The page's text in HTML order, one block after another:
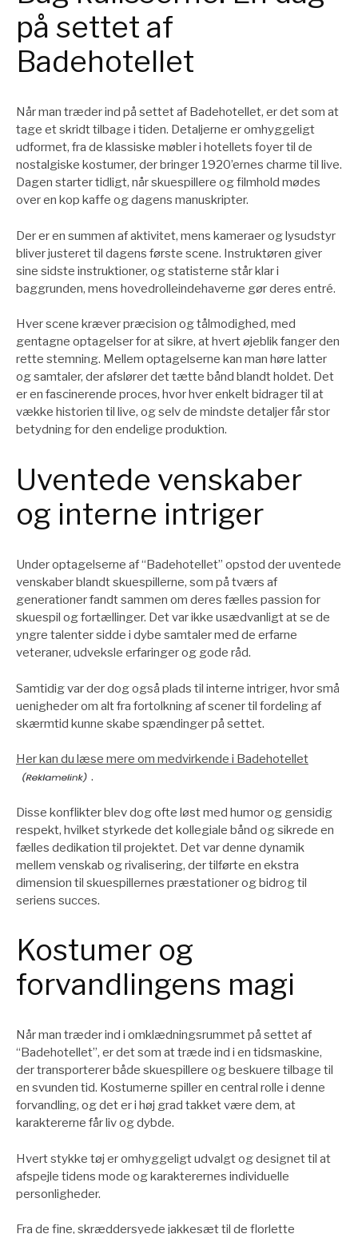
på settet af
Badehotellet
Når man træder ind på settet af Badehotellet, er det som at
tage et skridt tilbage i tiden. Detaljerne er omhyggeligt
udformet, fra de klassiske møbler i hotellets foyer til de
nostalgiske kostumer, der bringer 1920’ernes charme til live.
Dagen starter tidligt, når skuespillere og filmhold mødes
over en kop kaffe og dagens manuskripter.
Der er en summen af aktivitet, mens kameraer og lysudstyr
bliver justeret til dagens første scene. Instruktøren giver
sine sidste instruktioner, og statisterne står klar i
baggrunden, mens hovedrolleindehaverne gør deres entré.
Hver scene kræver præcision og tålmodighed, med
gentagne optagelser for at sikre, at hvert øjeblik fanger den
rette stemning. Mellem optagelserne kan man høre latter
og samtaler, der afslører det tætte bånd blandt holdet. Det
er en fascinerende proces, hvor hver enkelt bidrager til at
vække historien til live, og selv de mindste detaljer får stor
betydning for den endelige produktion.
Uventede venskaber
og interne intriger
Under optagelserne af “Badehotellet” opstod der uventede
venskaber blandt skuespillerne, som på tværs af
generationer fandt sammen om deres fælles passion for
skuespil og fortællinger. Det var ikke usædvanligt at se de
yngre talenter sidde i dybe samtaler med de erfarne
veteraner, udveksle erfaringer og gode råd.
Samtidig var der dog også plads til interne intriger, hvor små
uenigheder om alt fra fortolkning af scener til fordeling af
skærmtid kunne skabe spændinger på settet.
Her kan du læse mere om medvirkende i Badehotellet
.
Disse konflikter blev dog ofte løst med humor og gensidig
respekt, hvilket styrkede det kollegiale bånd og sikrede en
fælles dedikation til projektet. Det var denne dynamik
mellem venskab og rivalisering, der tilførte en ekstra
dimension til skuespillernes præstationer og bidrog til
seriens succes.
Kostumer og
forvandlingens magi
Når man træder ind i omklædningsrummet på settet af
“Badehotellet”, er det som at træde ind i en tidsmaskine,
der transporterer både skuespillere og beskuere tilbage til
en svunden tid. Kostumerne spiller en central rolle i denne
forvandling, og det er i høj grad takket være dem, at
karaktererne får liv og dybde.
Hvert stykke tøj er omhyggeligt udvalgt og designet til at
afspejle tidens mode og karakterernes individuelle
personligheder.
Fra de fine, skræddersyede jakkesæt til de florlette